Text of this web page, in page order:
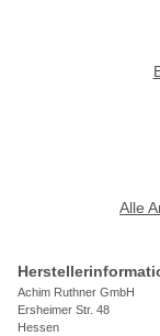
Alle
Achim Ruthner GmbH
Ersheimer Str. 48
Hessen